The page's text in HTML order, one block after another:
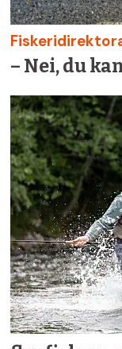
– Nei, du